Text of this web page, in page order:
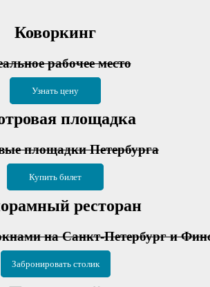
Коворкинг
рабочее место
Узнать цену
площадка
площадки Петербурга
Купить билет
ресторан
на Санкт-Петербург и
Забронировать столик